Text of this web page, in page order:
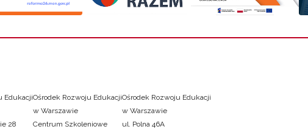
Edukacji
28
Ośrodek Rozwoju Edukacji
w Warszawie
Centrum Szkoleniowe
Ośrodek Rozwoju Edukacji
w Warszawie
ul. Polna 46A